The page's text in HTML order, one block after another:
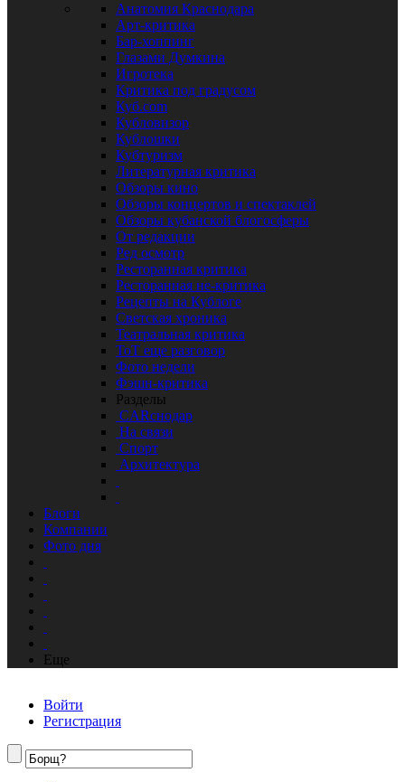
Анатомия Краснодара
Арт-критика
Бар-хоппинг
Глазами Думкина
Игротека
Критика под градусом
Куб.com
Кубловизор
Кублошки
Кубтуризм
Литературная критика
Обзоры кино
Обзоры концертов и спектаклей
Обзоры кубанской блогосферы
От редакции
Ред осмотр
Ресторанная критика
Ресторанная не-критика
Рецепты на Кублоге
Светская хроника
Театральная критика
ТоТ еще разговор
Фото недели
Фэшн-критика
Разделы
CARснодар
На связи
Спорт
Архитектура
Блоги
Компании
Фото дня
Еще
Войти
Регистрация